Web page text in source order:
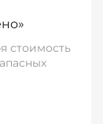
стоимость